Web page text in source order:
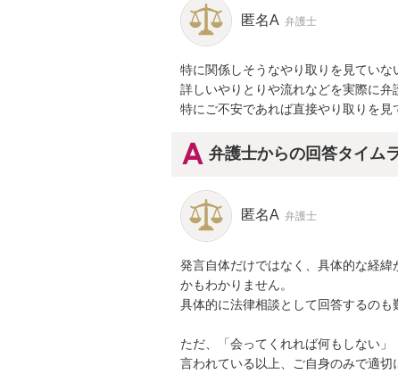
匿名A 弁護士
特に関係しそうなやり取りを見ていな
詳しいやりとりや流れなどを実際に弁
特にご不安であれば直接やり取りを見
弁護士からの回答タイム
匿名A 弁護士
発言自体だけではなく、具体的な経
かもわかりません。
具体的に法律相談として回答するのも
ただ、「会ってくれれば何もしない
言われている以上、ご自身のみで適切